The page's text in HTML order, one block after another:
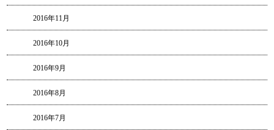
2016年11月
2016年10月
2016年9月
2016年8月
2016年7月